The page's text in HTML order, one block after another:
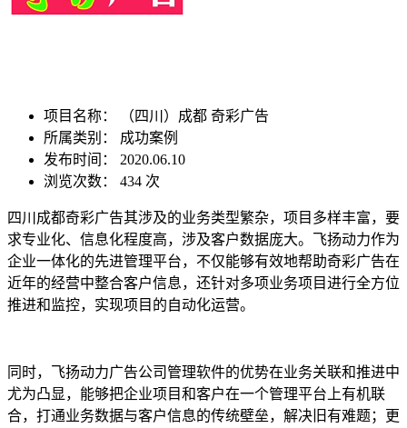
项目名称：
（四川）成都 奇彩广告
所属类别： 成功案例
发布时间： 2020.06.10
浏览次数： 434 次
四川成都奇彩广告其涉及的业务类型繁杂，项目多样丰富，要
求专业化、信息化程度高，涉及客户数据庞大。飞扬动力作为
企业一体化的先进管理平台，不仅能够有效地帮助奇彩广告在
近年的经营中整合客户信息，还针对多项业务项目进行全方位
推进和监控，实现项目的自动化运营。
同时，飞扬动力广告公司管理软件的优势在业务关联和推进中
尤为凸显，能够把企业项目和客户在一个管理平台上有机联
合，打通业务数据与客户信息的传统壁垒，解决旧有难题；更